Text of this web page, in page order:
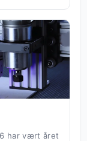
har vært året